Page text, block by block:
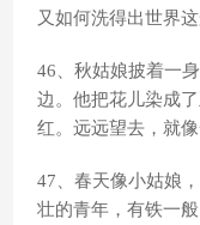
又如何洗得出世界
46、秋姑娘披着一
边。他把花儿染成
红。远远望去，就
47、春天像小姑娘
壮的青年，有铁一